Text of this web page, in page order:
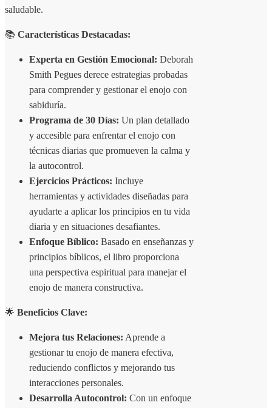
saludable.
📚 Características Destacadas:
Experta en Gestión Emocional: Deborah
Smith Pegues derece estrategias probadas
para comprender y gestionar el enojo con
sabiduría.
Programa de 30 Días: Un plan detallado
y accesible para enfrentar el enojo con
técnicas diarias que promueven la calma y
la autocontrol.
Ejercicios Prácticos: Incluye
herramientas y actividades diseñadas para
ayudarte a aplicar los principios en tu vida
diaria y en situaciones desafiantes.
Enfoque Bíblico: Basado en enseñanzas y
principios bíblicos, el libro proporciona
una perspectiva espiritual para manejar el
enojo de manera constructiva.
🌟 Beneficios Clave:
Mejora tus Relaciones: Aprende a
gestionar tu enojo de manera efectiva,
reduciendo conflictos y mejorando tus
interacciones personales.
Desarrolla Autocontrol: Con un enfoque